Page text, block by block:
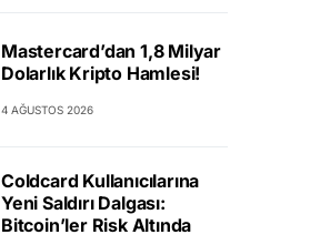
Mastercard’dan 1,8 Milyar
Dolarlık Kripto Hamlesi!
4 AĞUSTOS 2026
Coldcard Kullanıcılarına
Yeni Saldırı Dalgası:
Bitcoin’ler Risk Altında